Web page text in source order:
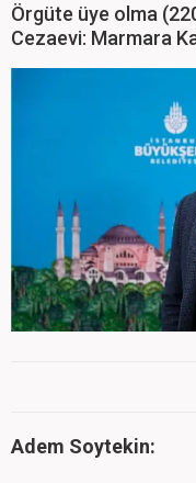
Örgüte üye olma
Cezaevi: Marmara
Adem Soytekin: